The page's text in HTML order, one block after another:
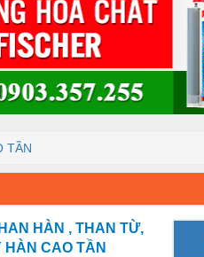
TẦN
HÀN , THAN TỪ,
HÀN CAO TẦN